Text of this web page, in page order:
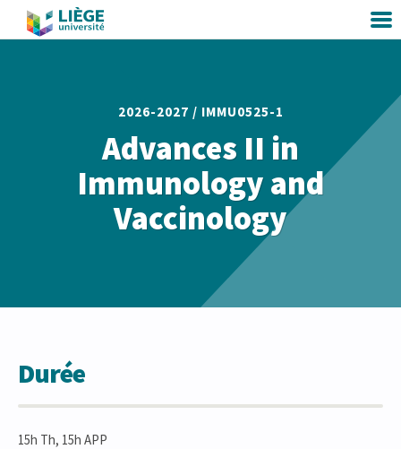
2026-2027 / IMMU0525-1
Advances II in
Immunology and
Vaccinology
Durée
15h Th, 15h APP